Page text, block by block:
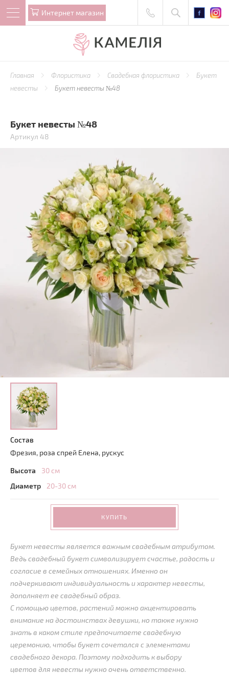
Интернет магазин
Главная Флористика Свадебная флористика
Букет
невесты
Букет невесты №48
Букет невесты №48
Артикул 48
Состав
Фрезия, роза спрей Елена, рускус
Высота
30 см
Диаметр
20-30 см
КУПИТЬ
Букет невесты является важным свадебным атрибутом.
Ведь свадебный букет символизирует счастье, радость и
согласие в семейных отношениях. Именно он
подчеркивают индивидуальность и характер невесты,
дополняет ее свадебный образ.
С помощью цветов, растений можно акцентировать
внимание на достоинствах девушки, но также нужно
знать в каком стиле предпочитаете свадебную
церемонию, чтобы букет сочетался с элементами
свадебного декора. Поэтому подходить к выбору
цветов для невесты нужно очень ответственно.